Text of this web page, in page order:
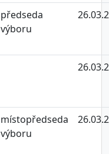
předseda
výboru
místopředseda
výboru